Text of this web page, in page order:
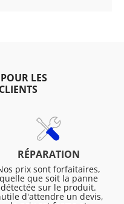
POUR LES
RÉPARATION
prix sont forfaitaires,
quelle que soit la panne
détectée sur le produit.
d'attendre un devis,